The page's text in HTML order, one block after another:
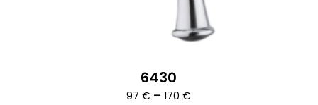
6430
97€ – 170€